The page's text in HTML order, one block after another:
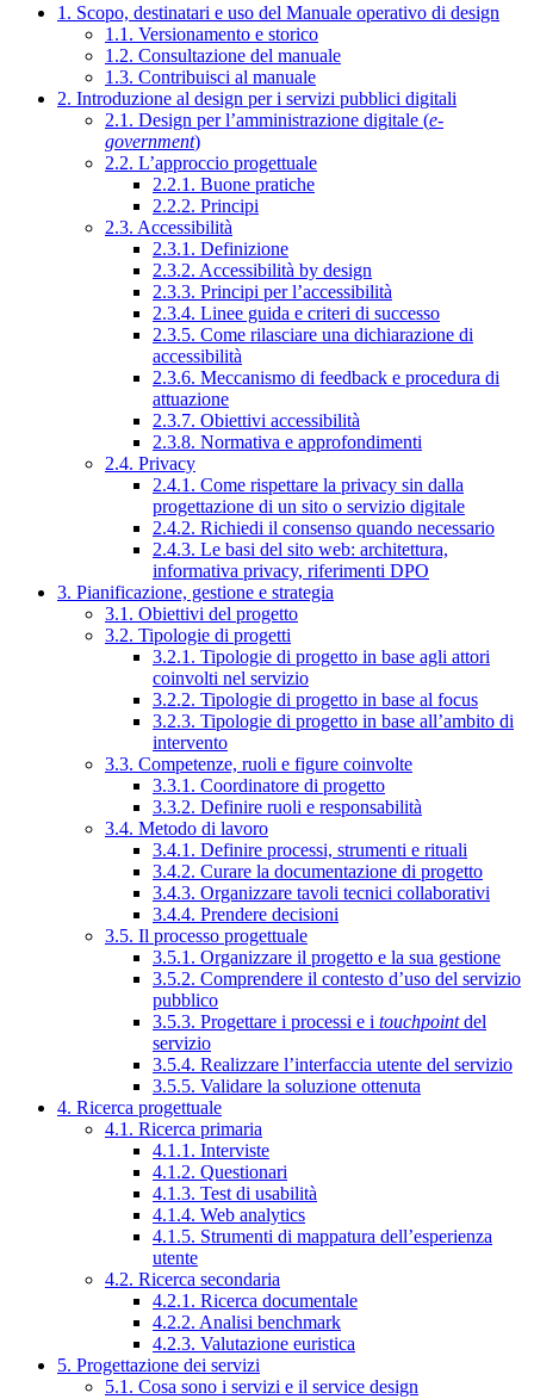
1. Scopo, destinatari e uso del Manuale operativo di design
1.1. Versionamento e storico
1.2. Consultazione del manuale
1.3. Contribuisci al manuale
2. Introduzione al design per i servizi pubblici digitali
2.1. Design per l’amministrazione digitale (e-
government)
2.2. L’approccio progettuale
2.2.1. Buone pratiche
2.2.2. Principi
2.3. Accessibilità
2.3.1. Definizione
2.3.2. Accessibilità by design
2.3.3. Principi per l’accessibilità
2.3.4. Linee guida e criteri di successo
2.3.5. Come rilasciare una dichiarazione di
accessibilità
2.3.6. Meccanismo di feedback e procedura di
attuazione
2.3.7. Obiettivi accessibilità
2.3.8. Normativa e approfondimenti
2.4. Privacy
2.4.1. Come rispettare la privacy sin dalla
progettazione di un sito o servizio digitale
2.4.2. Richiedi il consenso quando necessario
2.4.3. Le basi del sito web: architettura,
informativa privacy, riferimenti DPO
3. Pianificazione, gestione e strategia
3.1. Obiettivi del progetto
3.2. Tipologie di progetti
3.2.1. Tipologie di progetto in base agli attori
coinvolti nel servizio
3.2.2. Tipologie di progetto in base al focus
3.2.3. Tipologie di progetto in base all’ambito di
intervento
3.3. Competenze, ruoli e figure coinvolte
3.3.1. Coordinatore di progetto
3.3.2. Definire ruoli e responsabilità
3.4. Metodo di lavoro
3.4.1. Definire processi, strumenti e rituali
3.4.2. Curare la documentazione di progetto
3.4.3. Organizzare tavoli tecnici collaborativi
3.4.4. Prendere decisioni
3.5. Il processo progettuale
3.5.1. Organizzare il progetto e la sua gestione
3.5.2. Comprendere il contesto d’uso del servizio
pubblico
3.5.3. Progettare i processi e i touchpointdel
servizio
3.5.4. Realizzare l’interfaccia utente del servizio
3.5.5. Validare la soluzione ottenuta
4. Ricerca progettuale
4.1. Ricerca primaria
4.1.1. Interviste
4.1.2. Questionari
4.1.3. Test di usabilità
4.1.4. Web analytics
4.1.5. Strumenti di mappatura dell’esperienza
utente
4.2. Ricerca secondaria
4.2.1. Ricerca documentale
4.2.2. Analisi benchmark
4.2.3. Valutazione euristica
5. Progettazione dei servizi
5.1. Cosa sono i servizi e il service design